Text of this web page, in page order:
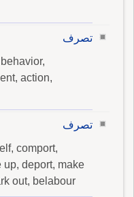
تصرف
action,
تصرف
comport,
up, deport, make
out, belabour